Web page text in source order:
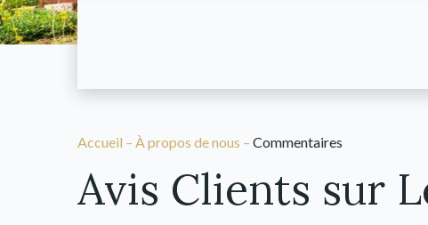
Accueil – À propos de nous – Commentaires
Avis Clients sur